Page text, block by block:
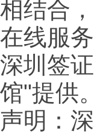
相结合
在线服
深圳签
馆"提供。
声明：